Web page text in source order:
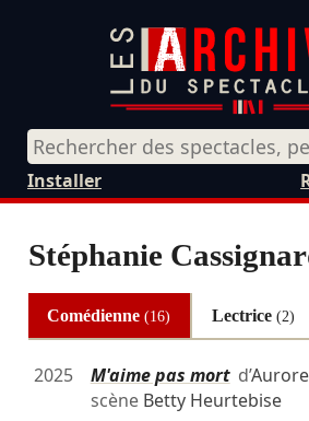
Installer
Stéphanie
Comédienne(16) Lectrice (2)
2025 M'aime pas mortd’
scène Betty Heurtebise